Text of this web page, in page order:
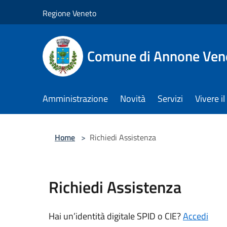
Regione Veneto
Comune di Annone
Amministrazione Novità Servizi Vivere
Home > Richiedi Assistenza
Richiedi Assistenza
Hai un’identità digitale SPID o CIE?Accedi